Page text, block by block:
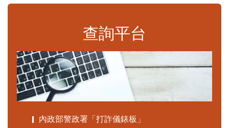
查詢平台
內政部警政署「打詐儀錶板」